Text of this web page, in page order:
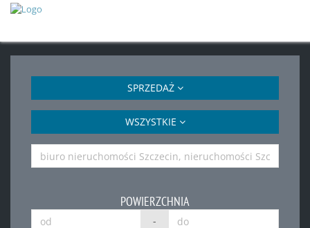
SPRZEDAŻ
WSZYSTKIE
POWIERZCHNIA
-